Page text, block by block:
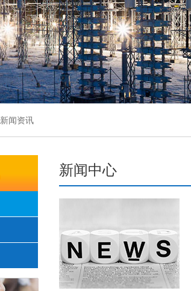
新闻资讯
新闻中心